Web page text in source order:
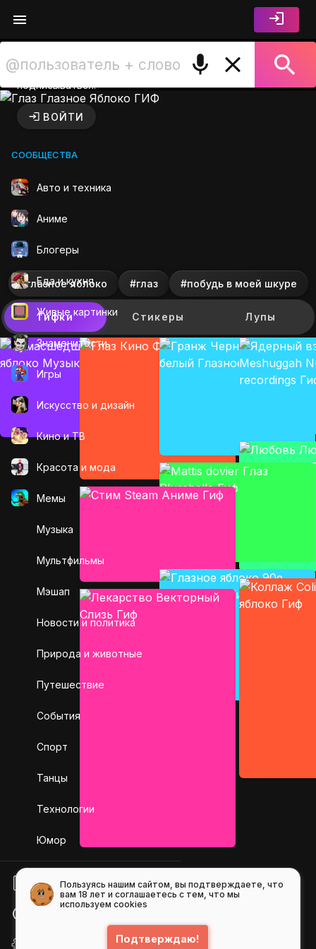
комментировать и
подписываться.
ВОЙТИ
СООБЩЕСТВА
Авто и техника
Аниме
Блогеры
Еда и кухня
Живые картинки
Знаменитости
Игры
Искусcтво и дизайн
Кино и ТВ
Красота и мода
Мемы
Музыка
Мультфильмы
Мэшап
Новости и политика
Природа и животные
Путешествие
События
Спорт
Танцы
Технологии
Юмор
БЛОГ
Глаз Глазное Яблоко ГИФ
#глазное яблоко #глаз #побудь в моей шкуре
Гифки Стикеры Лупы
Пользуясь нашим сайтом, вы подтверждаете, что
вам 18 лет и соглашаетесь с тем, что мы
используем cookies
Подтверждаю!